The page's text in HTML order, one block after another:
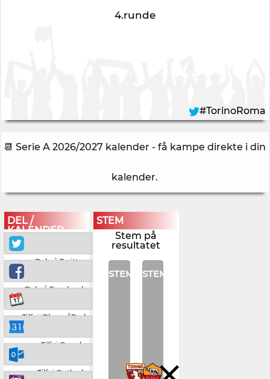
4.runde
#TorinoRoma
📆 Serie A 2026/2027 kalender - få kampe direkte i din
kalender.
DEL /
KALENDER
Del på Twitter
Del på Facebook
Tilføj iPhone/iPad
Tilføj Google
Tilføj Outlook
STEM
Stem på
resultatet
STEM STEM